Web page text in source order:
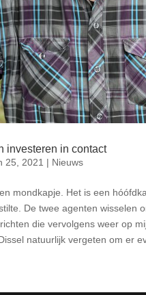
investeren in contact
25, 2021 | Nieuws
mondkapje. Het is een
De twee agenten wisselen
die vervolgens weer op
natuurlijk vergeten om er